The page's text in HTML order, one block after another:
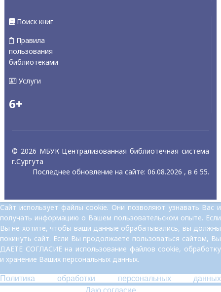
Поиск книг
Правила
пользования
библиотеками
Услуги
6+
© 2026 МБУК Централизованная библиотечная система
г.Сургута
Последнее обновление на сайте: 06.08.2026 , в 6 55.
Сайт использует файлы cookie. Они позволяют узнавать Вас и
получать информацию о Вашем пользовательском опыте. Если
Вы не хотите, чтобы ваши данные обрабатывались, вы должны
покинуть сайт. Если Вы продолжаете пользоваться сайтом, Вы
ДАЕТЕ СОГЛАСИЕ на использование файлов cookie, обработку
и хранение Ваших персональных данных.
Политика обработки персональных данных